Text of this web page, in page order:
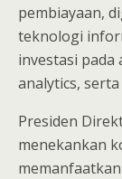
pembiayaan,
teknologi
investasi pada
analytics,
Presiden
menekankan